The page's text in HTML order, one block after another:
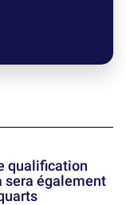
qualification
sera également